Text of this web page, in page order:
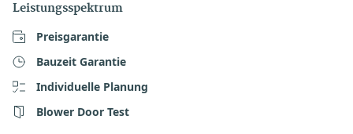
Leistungsspektrum
Preisgarantie
Bauzeit Garantie
Individuelle Planung
Blower Door Test